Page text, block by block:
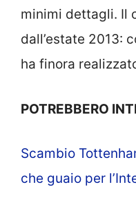
minimi dettagli. Il
dall’estate 2013:
ha finora
POTREBBERO
Scambio
che guaio per